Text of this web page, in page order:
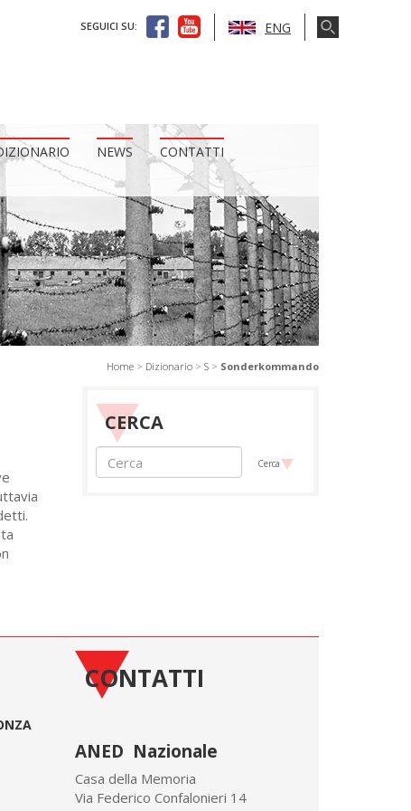
SEGUICI SU: ENG
NEWS
CONTATTI
Home > Dizionario > S > Sonderkommando
CERCA
Cerca
CONTATTI
ANED Nazionale
Casa della Memoria
Via Federico Confalonieri 14